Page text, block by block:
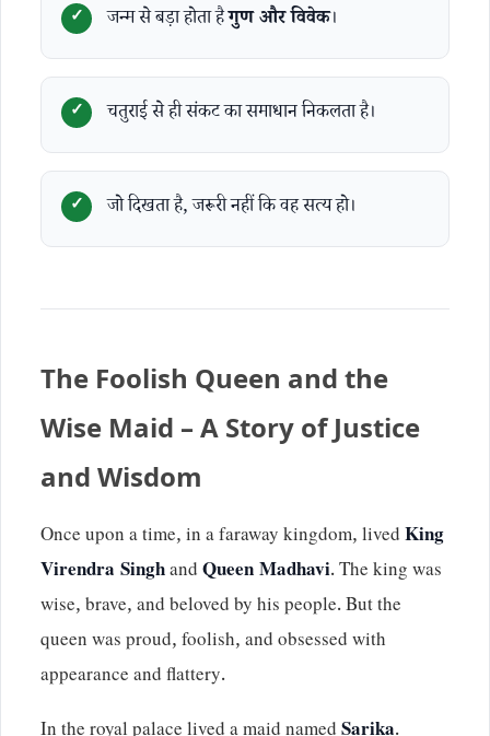
जन्म से बड़ा होता हैगुण और विवेक।
चतुराई से ही संकट का समाधान निकलता है।
जो दिखता है, जरूरी नहीं कि वह सत्य हो।
The Foolish Queen and the
Wise Maid – A Story of Justice
and Wisdom
Once upon a time, in a faraway kingdom, livedKing
Virendra SinghandQueen Madhavi. The king was
wise, brave, and beloved by his people. But the
queen was proud, foolish, and obsessed with
appearance and flattery.